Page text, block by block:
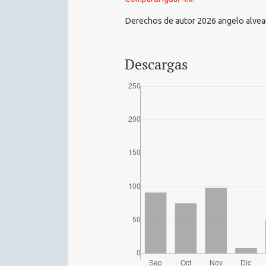
Derechos de autor 2026 angelo
Descargas